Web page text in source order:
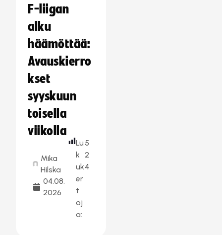
F-liigan
alku
häämöttää:
Avauskierro
kset
syyskuun
toisella
viikolla
Mika
Hilska
04.08.
2026
Lu
k
uk
er
t
oj
a:
5
2
4